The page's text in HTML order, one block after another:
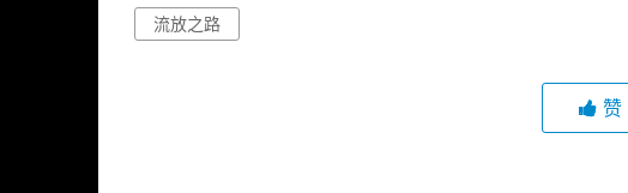
流放之路
赞